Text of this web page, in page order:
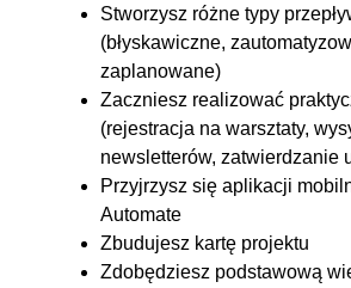
8. Zakończenie
8.1. Podsumowanie nabytych
umiejętności i dalsze
perspektywy rozwoju
Stworzysz różne typy
(błyskawiczne,
zaplanowane)
Zaczniesz realizować
(rejestracja na warsztaty,
newsletterów, zatwierdzanie
Przyjrzysz się aplikacji
Automate
Zbudujesz kartę projektu
Zdobędziesz podstawową